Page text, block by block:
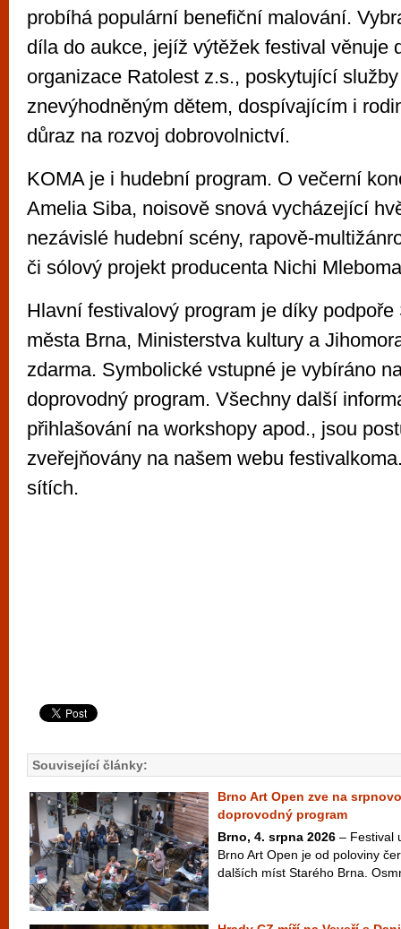
probíhá populární benefiční malování.
díla do aukce, jejíž výtěžek festival věnuje
organizace Ratolest z.s., poskytující
znevýhodněným dětem, dospívajícím i
důraz na rozvoj dobrovolnictví.
KOMA je i hudební program. O večerní
Amelia Siba, noisově snová vycházející
nezávislé hudební scény, rapově-
či sólový projekt producenta Nichi
Hlavní festivalový program je díky podpoře
města Brna, Ministerstva kultury a
zdarma. Symbolické vstupné je vybíráno
doprovodný program. Všechny další
přihlašování na workshopy apod., jsou
zveřejňovány na našem webu
sítích.
Související články:
Brno Art Open zve na
doprovodný program
Brno, 4. srpna 2026 – Festival
Brno Art Open je od poloviny
dalších míst Starého Brna.